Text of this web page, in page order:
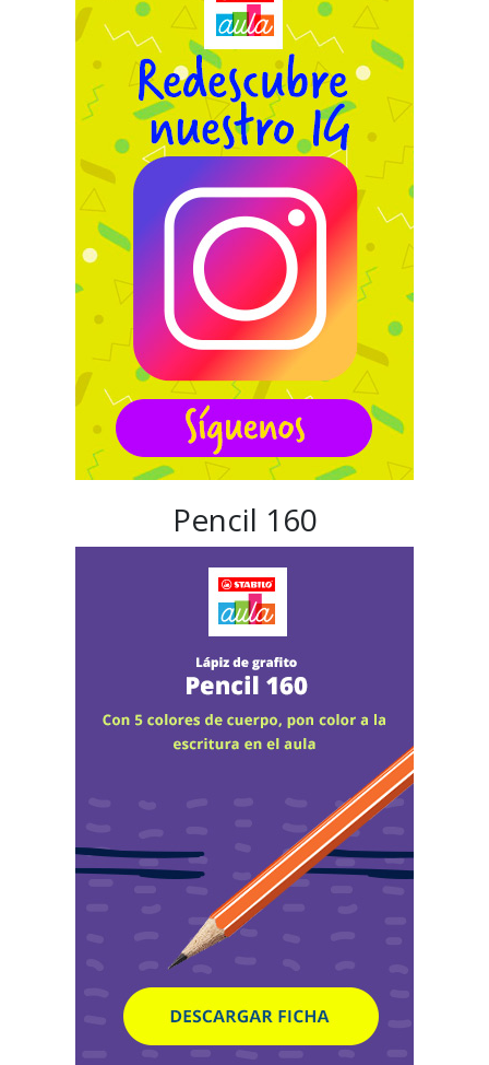
Pencil 160